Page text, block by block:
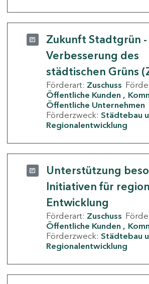
Zukunft Stadtgrün -
Verbesserung des
städtischen Grüns
Förderart: Zuschuss
Öffentliche Kunden
Öffentliche Unternehmen
Förderzweck: Städtebau
Regionalentwicklung
Unterstützung
Initiativen für
Entwicklung
Förderart: Zuschuss
Öffentliche Kunden
Förderzweck: Städtebau
Regionalentwicklung